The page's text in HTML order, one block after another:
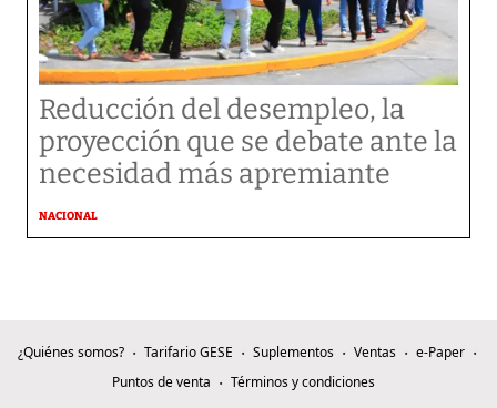
Reducción del desempleo, la
proyección que se debate ante la
necesidad más apremiante
NACIONAL
¿Quiénes somos? Tarifario GESE Suplementos Ventas
e-Paper
Puntos de venta
Términos y condiciones